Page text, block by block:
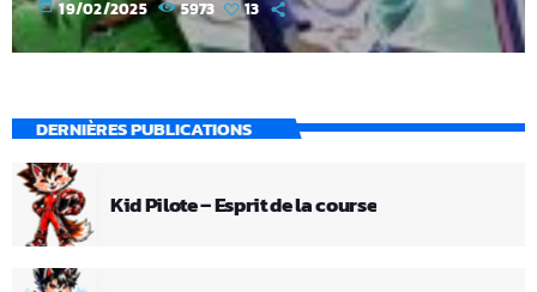
today 19/02/2025 5973 13
DERNIÈRES PUBLICATIONS
Kid Pilote – Esprit de la course